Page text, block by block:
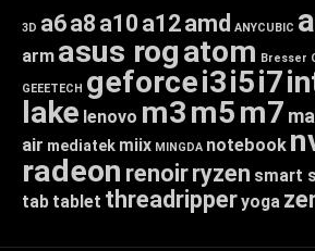
3D a6a8 a10 a12amd ANYCUBIC
arm asus rogatom Bresser
GEEETECH geforcei3i5i7
lake lenovo m3m5m7
air mediatek miix MINGDA notebook
radeon renoirryzen smart
tab tablet threadripperyoga